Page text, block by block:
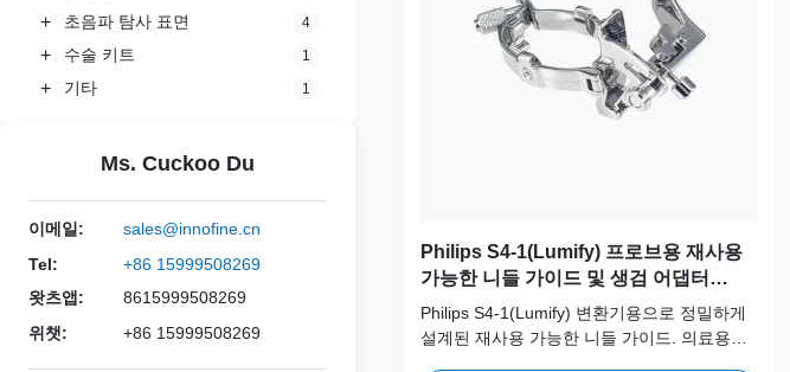
+ 초음파 탐사 표면 4
+ 수술 키트 1
+ 기타 1
Ms. Cuckoo Du
이메일:
sales@innofine.cn
Tel:
+86 15999508269
왓츠앱:
8615999508269
위챗:
+86 15999508269
Philips S4-1(Lumify) 프로브용 재사용
가능한 니들 가이드 및 생검 어댑터
JSM-313
Philips S4-1(Lumify) 변환기용으로 정밀하게
설계된 재사용 가능한 니들 가이드. 의료용